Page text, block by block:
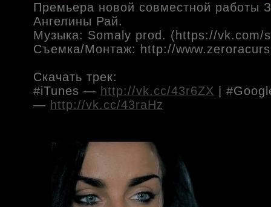
Премьера новой совместной работы
Ангелины Рай.
Музыка: Somaly prod. (https://vk.com/
Съемка/Монтаж: http://
Скачать трек:
#iTunes — http://vk.cc/43r6ZX |
— http://vk.cc/43raHz